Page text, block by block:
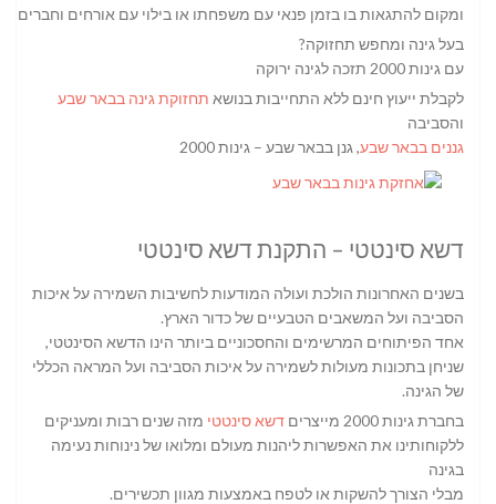
ומקום להתגאות בו בזמן פנאי עם משפחתו או בילוי עם אורחים וחברים.
בעל גינה ומחפש תחזוקה?
עם גינות 2000 תזכה לגינה ירוקה
לקבלת ייעוץ חינם ללא התחייבות בנושא תחזוקת גינה בבאר שבע
והסביבה
גננים בבאר שבע, גנן בבאר שבע – גינות 2000
דשא סינטטי – התקנת דשא סינטטי
בשנים האחרונות הולכת ועולה המודעות לחשיבות השמירה על איכות
הסביבה ועל המשאבים הטבעיים של כדור הארץ.
אחד הפיתוחים המרשימים והחסכוניים ביותר הינו הדשא הסינטטי,
שניחן בתכונות מעולות לשמירה על איכות הסביבה ועל המראה הכללי
של הגינה.
בחברת גינות 2000 מייצרים
דשא סינטטי מזה שנים רבות ומעניקים
ללקוחותינו את האפשרות ליהנות מעולם ומלואו של נינוחות נעימה
בגינה
מבלי הצורך להשקות או לטפח באמצעות מגוון תכשירים.